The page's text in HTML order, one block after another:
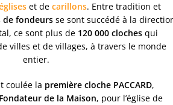
et de carillons. Entre tradition et
de fondeurs se sont succédé à la
ce sont plus de 120 000 cloches qui
villes et de villages, à travers le monde
entier.
coulée la première cloche PACCARD,
Fondateur de la Maison, pour l’église de